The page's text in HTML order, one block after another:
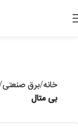
خانه برق صنعتی
بی متال